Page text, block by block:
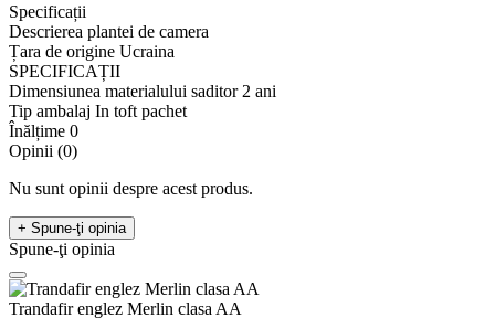
Specificații
Descrierea plantei de camera
Țara de origine Ucraina
SPECIFICAȚII
Dimensiunea materialului saditor 2 ani
Tip ambalaj In toft pachet
Înălțime 0
Opinii (0)
Nu sunt opinii despre acest produs.
+ Spune-ţi opinia
Spune-ţi opinia
Trandafir englez Merlin clasa AA